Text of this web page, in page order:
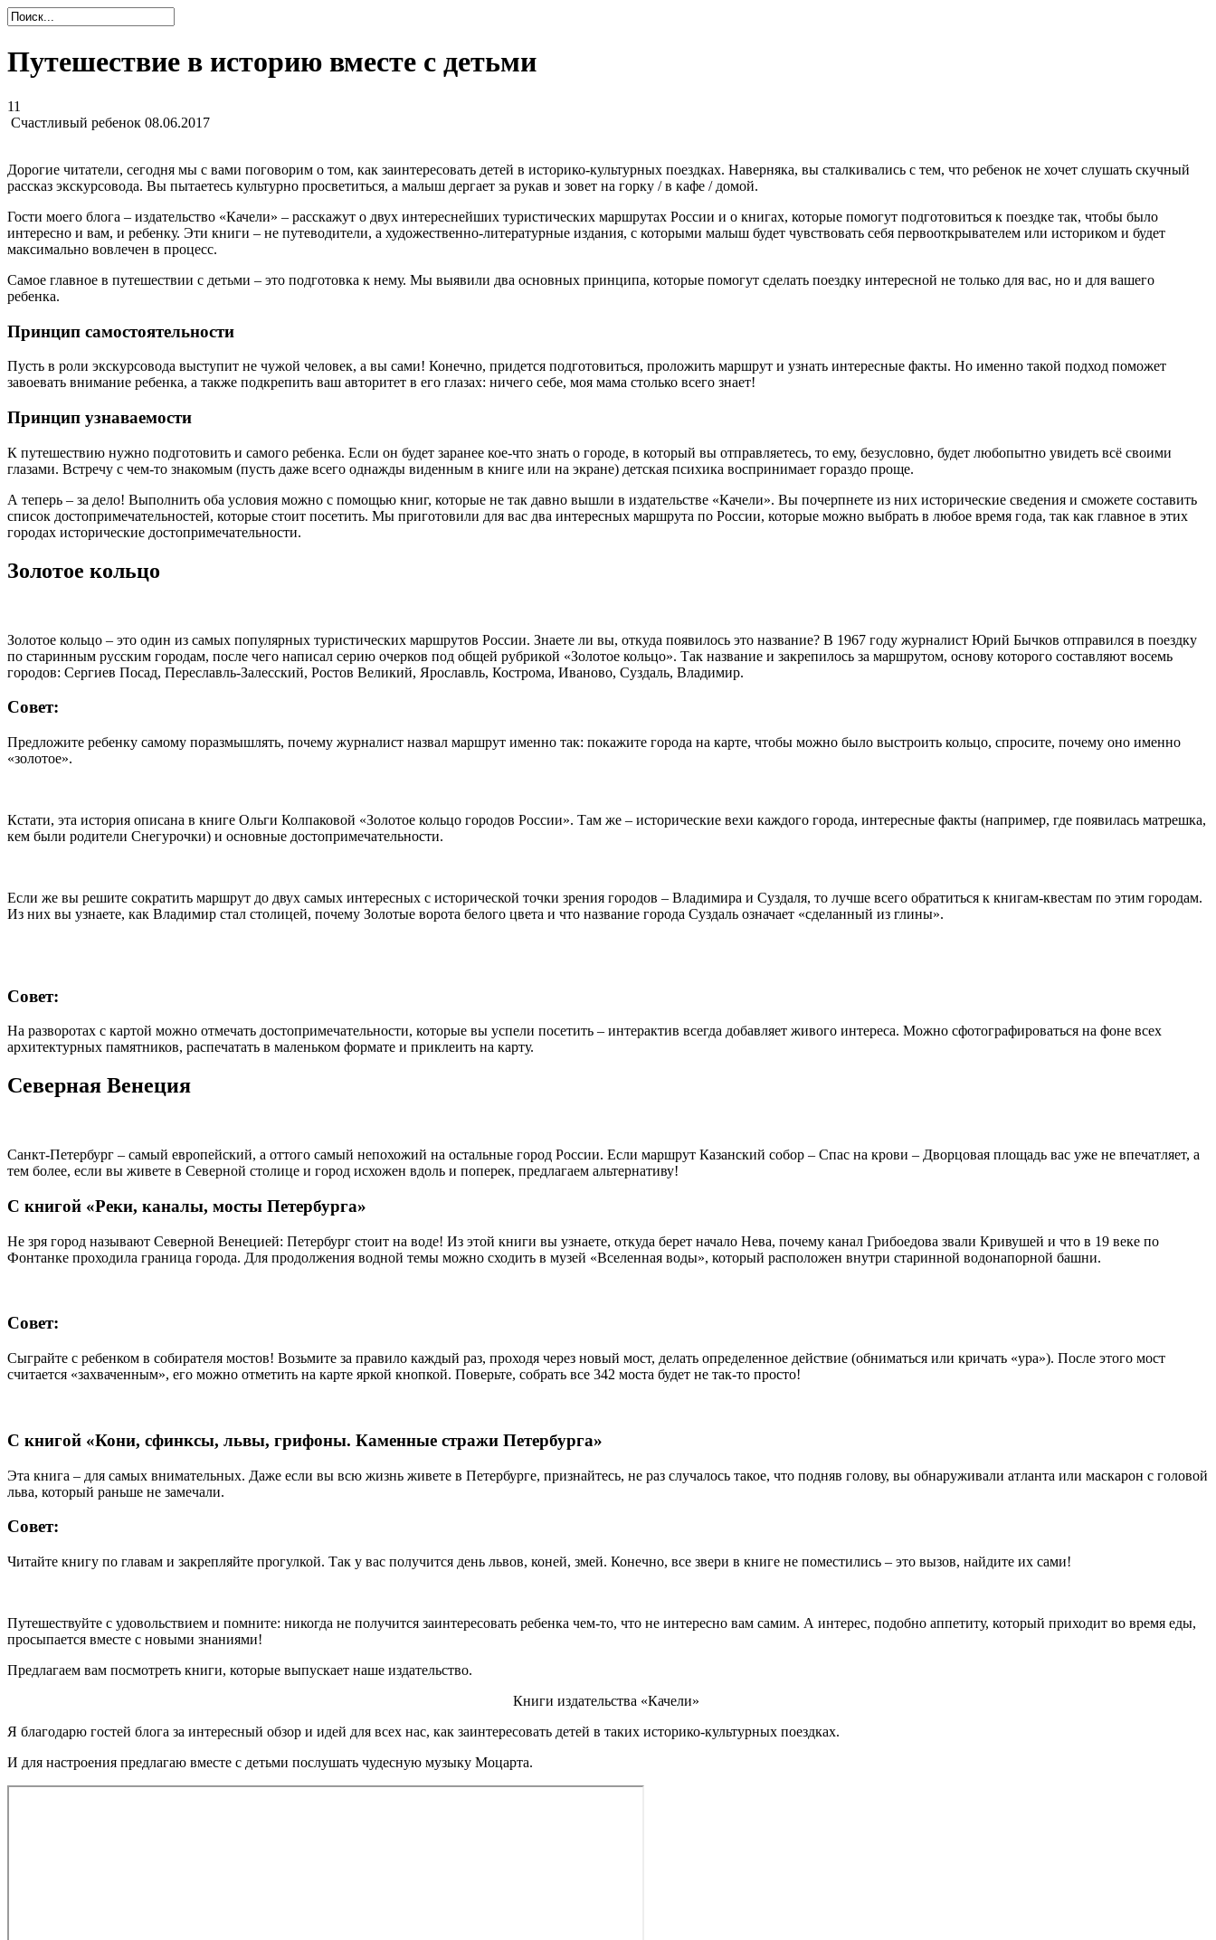
Путешествие в историю вместе с детьми
11
Счастливый ребенок 08.06.2017
Дорогие читатели, сегодня мы с вами поговорим о том, как заинтересовать детей в историко-культурных поездках. Наверняка, вы сталкивались с тем, что ребенок не хочет слушать скучный
рассказ экскурсовода. Вы пытаетесь культурно просветиться, а малыш дергает за рукав и зовет на горку / в кафе / домой.
Гости моего блога – издательство «Качели» – расскажут о двух интереснейших туристических маршрутах России и о книгах, которые помогут подготовиться к поездке так, чтобы было
интересно и вам, и ребенку. Эти книги – не путеводители, а художественно-литературные издания, с которыми малыш будет чувствовать себя первооткрывателем или историком и будет
максимально вовлечен в процесс.
Самое главное в путешествии с детьми – это подготовка к нему. Мы выявили два основных принципа, которые помогут сделать поездку интересной не только для вас, но и для вашего
ребенка.
Принцип самостоятельности
Пусть в роли экскурсовода выступит не чужой человек, а вы сами! Конечно, придется подготовиться, проложить маршрут и узнать интересные факты. Но именно такой подход поможет
завоевать внимание ребенка, а также подкрепить ваш авторитет в его глазах: ничего себе, моя мама столько всего знает!
Принцип узнаваемости
К путешествию нужно подготовить и самого ребенка. Если он будет заранее кое-что знать о городе, в который вы отправляетесь, то ему, безусловно, будет любопытно увидеть всё своими
глазами. Встречу с чем-то знакомым (пусть даже всего однажды виденным в книге или на экране) детская психика воспринимает гораздо проще.
А теперь – за дело! Выполнить оба условия можно с помощью книг, которые не так давно вышли в издательстве «Качели». Вы почерпнете из них исторические сведения и сможете составить
список достопримечательностей, которые стоит посетить. Мы приготовили для вас два интересных маршрута по России, которые можно выбрать в любое время года, так как главное в этих
городах исторические достопримечательности.
Золотое кольцо
Золотое кольцо – это один из самых популярных туристических маршрутов России. Знаете ли вы, откуда появилось это название? В 1967 году журналист Юрий Бычков отправился в поездку
по старинным русским городам, после чего написал серию очерков под общей рубрикой «Золотое кольцо». Так название и закрепилось за маршрутом, основу которого составляют восемь
городов: Сергиев Посад, Переславль-Залесский, Ростов Великий, Ярославль, Кострома, Иваново, Суздаль, Владимир.
Совет:
Предложите ребенку самому поразмышлять, почему журналист назвал маршрут именно так: покажите города на карте, чтобы можно было выстроить кольцо, спросите, почему оно именно
«золотое».
Кстати, эта история описана в книге Ольги Колпаковой «Золотое кольцо городов России». Там же – исторические вехи каждого города, интересные факты (например, где появилась матрешка,
кем были родители Снегурочки) и основные достопримечательности.
Если же вы решите сократить маршрут до двух самых интересных с исторической точки зрения городов – Владимира и Суздаля, то лучше всего обратиться к книгам-квестам по этим городам.
Из них вы узнаете, как Владимир стал столицей, почему Золотые ворота белого цвета и что название города Суздаль означает «сделанный из глины».
Совет:
На разворотах с картой можно отмечать достопримечательности, которые вы успели посетить – интерактив всегда добавляет живого интереса. Можно сфотографироваться на фоне всех
архитектурных памятников, распечатать в маленьком формате и приклеить на карту.
Северная Венеция
Санкт-Петербург – самый европейский, а оттого самый непохожий на остальные город России. Если маршрут Казанский собор – Спас на крови – Дворцовая площадь вас уже не впечатляет, а
тем более, если вы живете в Северной столице и город исхожен вдоль и поперек, предлагаем альтернативу!
С книгой «Реки, каналы, мосты Петербурга»
Не зря город называют Северной Венецией: Петербург стоит на воде! Из этой книги вы узнаете, откуда берет начало Нева, почему канал Грибоедова звали Кривушей и что в 19 веке по
Фонтанке проходила граница города. Для продолжения водной темы можно сходить в музей «Вселенная воды», который расположен внутри старинной водонапорной башни.
Совет:
Сыграйте с ребенком в собирателя мостов! Возьмите за правило каждый раз, проходя через новый мост, делать определенное действие (обниматься или кричать «ура»). После этого мост
считается «захваченным», его можно отметить на карте яркой кнопкой. Поверьте, собрать все 342 моста будет не так-то просто!
С книгой «Кони, сфинксы, львы, грифоны. Каменные стражи Петербурга»
Эта книга – для самых внимательных. Даже если вы всю жизнь живете в Петербурге, признайтесь, не раз случалось такое, что подняв голову, вы обнаруживали атланта или маскарон с головой
льва, который раньше не замечали.
Совет:
Читайте книгу по главам и закрепляйте прогулкой. Так у вас получится день львов, коней, змей. Конечно, все звери в книге не поместились – это вызов, найдите их сами!
Путешествуйте с удовольствием и помните: никогда не получится заинтересовать ребенка чем-то, что не интересно вам самим. А интерес, подобно аппетиту, который приходит во время еды,
просыпается вместе с новыми знаниями!
Предлагаем вам посмотреть книги, которые выпускает наше издательство.
Книги издательства «Качели»
Я благодарю гостей блога за интересный обзор и идей для всех нас, как заинтересовать детей в таких историко-культурных поездках.
И для настроения предлагаю вместе с детьми послушать чудесную музыку Моцарта.